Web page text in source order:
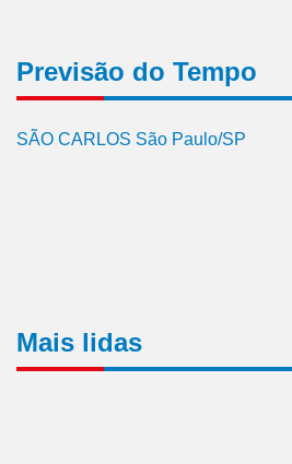
Previsão do Tempo
SÃO CARLOS São Paulo/SP
Mais lidas